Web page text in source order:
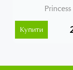
Princess
Купити